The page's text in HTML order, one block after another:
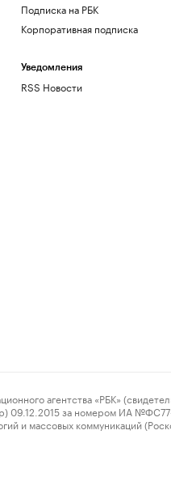
Подписка на РБК
Корпоративная подписка
Уведомления
RSS Новости
агентства «РБК»
за номером ИА
и массовых коммуникаций